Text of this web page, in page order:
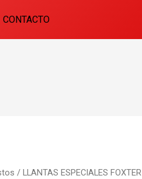
CONTACTO
/ LLANTAS ESPECIALES FOXTER